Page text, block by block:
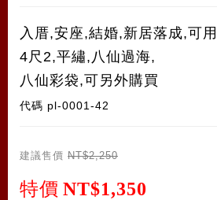
入厝,安座,結婚,新居落成,可用
4尺2,平繡,八仙過海,
八仙彩袋,可另外購買
代碼 pl-0001-42
建議售價 NT$2,250
特價 NT$1,350